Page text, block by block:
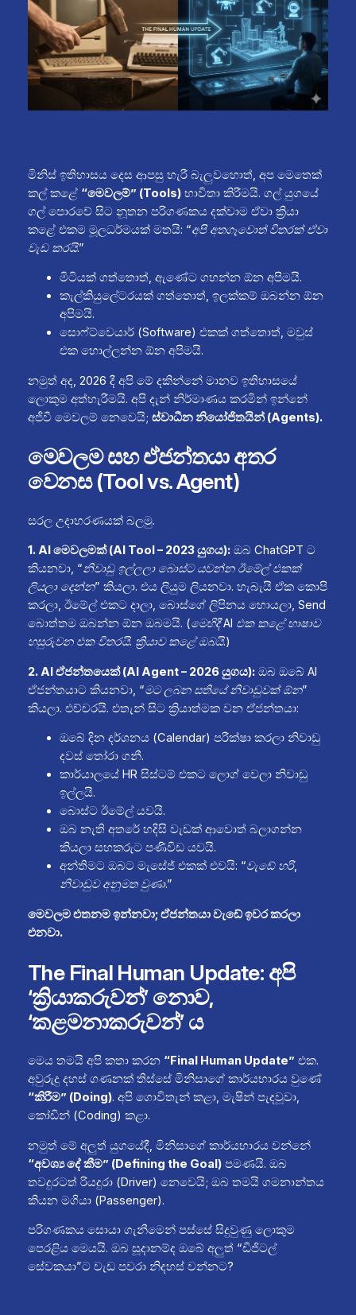
මිනිස් ඉතිහාසය දෙස ආපසු හැරී බැලුවහොත්, අප මෙතෙක්
කල් කළේ “මෙවලම්” (Tools)භාවිතා කිරීමයි. ගල් යුගයේ
ගල් පොරවේ සිට නූතන පරිගණකය දක්වාම ඒවා ක්‍රියා
කළේ එකම මූලධර්මයක් මතයි: “අපි අතගෑවොත් විතරක් ඒවා
වැඩ කරයි.”
මිටියක් ගත්තොත්, ඇණේට ගහන්න ඕන අපිමයි.
කැල්කියුලේටරයක් ගත්තොත්, ඉලක්කම් ඔබන්න ඕන
අපිමයි.
සොෆ්ට්වෙයාර් (Software) එකක් ගත්තොත්, මවුස්
එක හොල්ලන්න ඕන අපිමයි.
නමුත් අද, 2026 දී අපි මේ දකින්නේ මානව ඉතිහාසයේ
ලොකුම අත්හැරීමයි. අපි දැන් නිර්මාණය කරමින් ඉන්නේ
අජීවී මෙවලම් නෙවෙයි; ස්වාධීන නියෝජිතයින් (Agents).
මෙවලම සහ ඒජන්තයා අතර
වෙනස (Tool vs. Agent)
සරල උදාහරණයක් බලමු.
1. AI මෙවලමක් (AI Tool – 2023 යුගය):ඔබ ChatGPT ට
කියනවා, “නිවාඩු ඉල්ලලා බොස්ට යවන්න ඊමේල් එකක්
ලියලා දෙන්න” කියලා. එය ලියුම ලියනවා. හැබැයි ඒක කොපි
කරලා, ඊමේල් එකට දාලා, බොස්ගේ ලිපිනය හොයලා, Send
බොත්තම ඔබන්න ඕන ඔබමයි. (මෙහිදී AI එක කළේ භාෂාව
හසුරුවන එක විතරයි. ක්‍රියාව කළේ ඔබයි.)
2. AI ඒජන්තයෙක් (AI Agent – 2026 යුගය):ඔබ ඔබේ AI
ඒජන්තයාට කියනවා, “මට ලබන සතියේ නිවාඩුවක් ඕන”
කියලා. එච්චරයි. එතැන් සිට ක්‍රියාත්මක වන ඒජන්තයා:
ඔබේ දින දර්ශනය (Calendar) පරීක්ෂා කරලා නිවාඩු
දවස් තෝරා ගනී.
කාර්යාලයේ HR සිස්ටම් එකට ලොග් වෙලා නිවාඩු
ඉල්ලයි.
බොස්ට ඊමේල් යවයි.
ඔබ නැති අතරේ හදිසි වැඩක් ආවොත් බලාගන්න
කියලා සහකරුට පණිවිඩ යවයි.
අන්තිමට ඔබට මැසේජ් එකක් එවයි: “වැඩේ හරි,
නිවාඩුව අනුමත වුණා.”
මෙවලම එතනම ඉන්නවා; ඒජන්තයා වැඩේ ඉවර කරලා
එනවා.
The Final Human Update: අපි
‘ක්‍රියාකරුවන්’ නොව,
‘කළමනාකරුවන්’ ය
මෙය තමයි අපි කතා කරන “Final Human Update” එක.
අවුරුදු දහස් ගණනක් තිස්සේ මිනිසාගේ කාර්යභාරය වුණේ
“කිරීම” (Doing). අපි ගොවිතැන් කළා, මැෂින් පැදවූවා,
කෝඩින් (Coding) කළා.
නමුත් මේ අලුත් යුගයේදී, මිනිසාගේ කාර්යභාරය වන්නේ
“අවශ්‍ය දේ කීම” (Defining the Goal)පමණයි. ඔබ
තවදුරටත් රියදුරා (Driver) නෙවෙයි; ඔබ තමයි ගමනාන්තය
කියන මගියා (Passenger).
පරිගණකය සොයා ගැනීමෙන් පස්සේ සිදුවුණු ලොකුම
පෙරළිය මෙයයි. ඔබ සූදානම්ද ඔබේ අලුත් “ඩිජිටල්
සේවකයා”ට වැඩ පවරා නිදහස් වන්නට?